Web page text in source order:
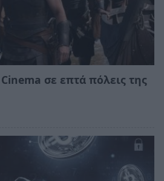
σε επτά πόλεις της